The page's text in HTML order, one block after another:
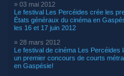
» 03 mai 2012
Le festival Les Percéides crée les
États généraux du cinéma en
les 16 et 17 juin 2012
» 28 mars 2012
Le festival de cinéma Les Percéides
un premier concours de courts
en Gaspésie!